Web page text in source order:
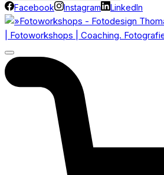
Facebook Instagram LinkedIn